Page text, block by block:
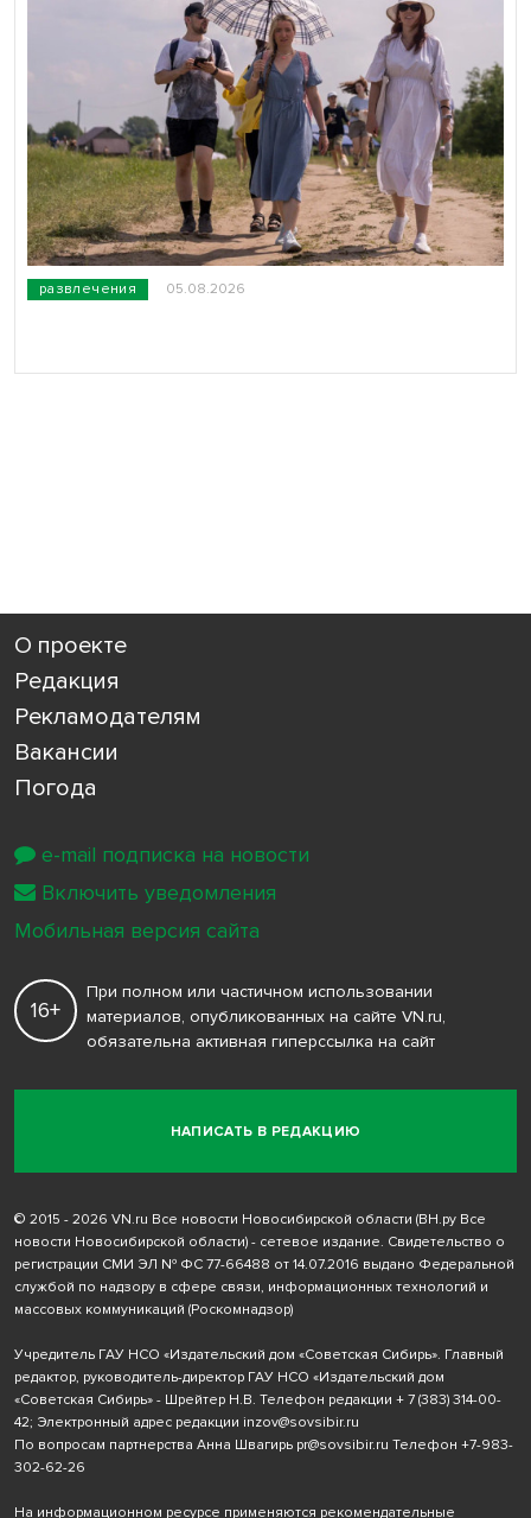
развлечения 05.08.2026
О проекте
Редакция
Рекламодателям
Вакансии
Погода
НАПИСАТЬ В РЕДАКЦИЮ
16+
При полном или частичном использовании
материалов, опубликованных на сайте VN.ru,
обязательна активная гиперссылка на сайт
© 2015 - 2026 VN.ru Все новости Новосибирской области (ВН.ру Все
новости Новосибирской области) - сетевое издание. Свидетельство о
регистрации СМИ ЭЛ № ФС 77-66488 от 14.07.2016 выдано Федеральной
службой по надзору в сфере связи, информационных технологий и
массовых коммуникаций (Роскомнадзор)
Учредитель ГАУ НСО «Издательский дом «Советская Сибирь». Главный
редактор, руководитель-директор ГАУ НСО «Издательский дом
«Советская Сибирь» - Шрейтер Н.В. Телефон редакции + 7 (383) 314-00-
42; Электронный адрес редакции inzov@sovsibir.ru
По вопросам партнерства Анна Швагирь pr@sovsibir.ru Телефон +7-983-
302-62-26
На информационном ресурсе применяются рекомендательные
e-mail подписка на новости
Включить уведомления
Мобильная версия сайта